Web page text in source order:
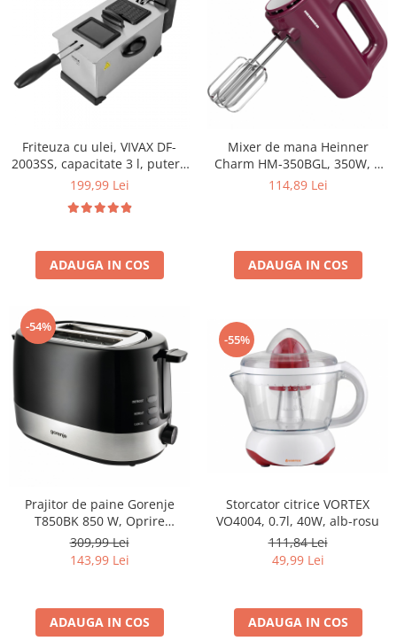
Aparate de vidat
Accesorii
Friteuza cu ulei, VIVAX DF-
2003SS, capacitate 3 l, putere
2000 W, Inox, Argintiu
199,99 Lei
ADAUGA IN COS
Mixer de mana Heinner
Charm HM-350BGL, 350W, 5
Viteze, Decoratiuni Inox,
114,89 Lei
ADAUGA IN COS
-54%
Prajitor de paine Gorenje
T850BK 850 W, Oprire
automata, Prajire pe ambele
parti, Negru
309,99 Lei
143,99 Lei
ADAUGA IN COS
-55%
Storcator citrice VORTEX
VO4004, 0.7l, 40W, alb-rosu
111,84 Lei
49,99 Lei
ADAUGA IN COS